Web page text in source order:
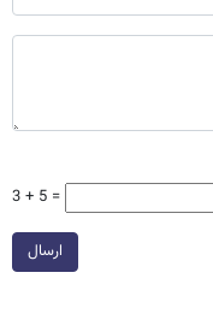
3 + 5 =
ارسال